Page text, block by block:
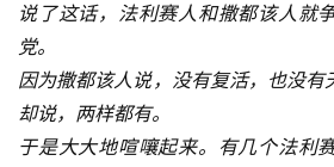
说了这话，法利赛人和撒都该人就
党。
因为撒都该人说，没有复活，也没有
却说，两样都有。
于是大大地喧嚷起来。有几个法利